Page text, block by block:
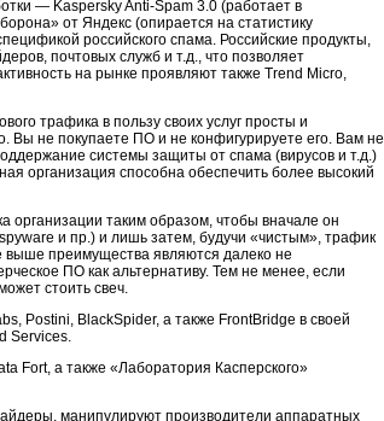
— Kaspersky Anti-Spam 3.0 (работает в
от Яндекс (опирается на статистику
российского спама. Российские продукты,
почтовых служб и т.д., что позволяет
на рынке проявляют также Trend Micro,
трафика в пользу своих услуг просты и
Вы не покупаете ПО и не конфигурируете его. Вам не
системы защиты от спама (вирусов и т.д.)
организация способна обеспечить более высокий
таким образом, чтобы вначале он
и пр.) и лишь затем, будучи «чистым», трафик
выше преимущества являются далеко не
ПО как альтернативу. Тем не менее, если
стоить свеч.
Postini, BlackSpider, а также FrontBridge в своей
Services.
Fort, а также «Лаборатория Касперского»
манипулируют производители аппаратных